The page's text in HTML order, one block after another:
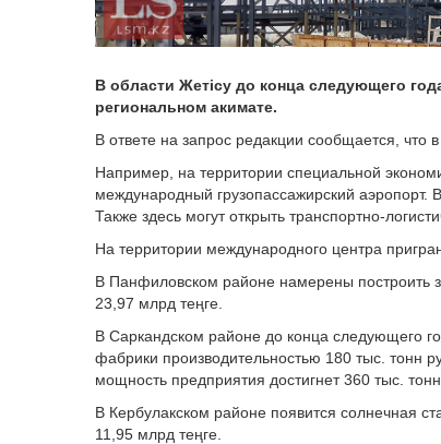
В области Жетісу до конца следующего
региональном акимате.
В ответе на запрос редакции сообщается, что
Например, на территории специальной
международный грузопассажирский аэропорт.
Также здесь могут открыть транспортно-
На территории международного центра
В Панфиловском районе намерены построить
23,97 млрд теңге.
В Саркандском районе до конца следующего
фабрики производительностью 180 тыс. тонн
мощность предприятия достигнет 360 тыс.
В Кербулакском районе появится солнечная
11,95 млрд теңге.